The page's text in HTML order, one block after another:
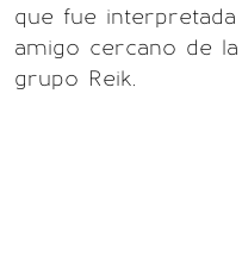
que fue
amigo cercano de
grupo Reik.